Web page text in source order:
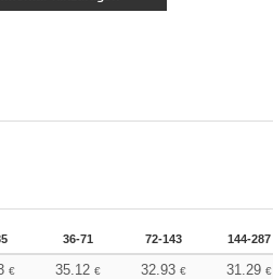
36-71 72-143 144-287
€ 35.12 € 32.93 € 31.29 €